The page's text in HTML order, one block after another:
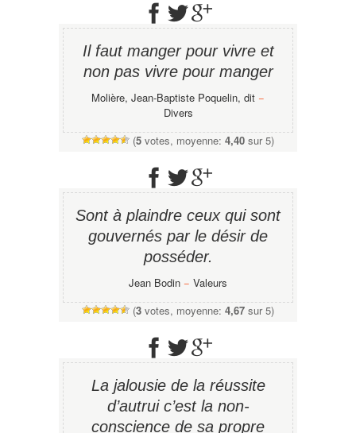
Il faut manger pour vivre et
non pas vivre pour manger
Molière, Jean-Baptiste Poquelin, dit −
Divers
(5 votes, moyenne: 4,40 sur 5)
Sont à plaindre ceux qui sont
gouvernés par le désir de
posséder.
Jean Bodin − Valeurs
(3 votes, moyenne: 4,67 sur 5)
La jalousie de la réussite
d’autrui c’est la non-
conscience de sa propre